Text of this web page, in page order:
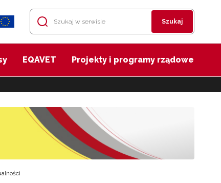
Szukaj
EQAVET Projekty i programy rządowe